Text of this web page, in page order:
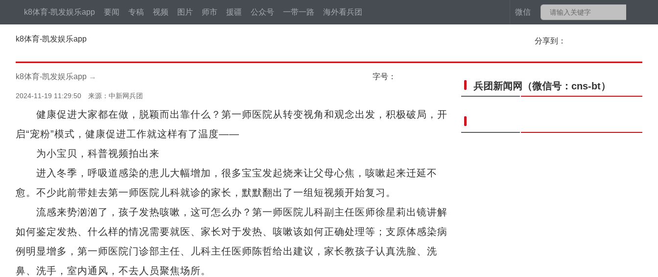
微信
k8体育-凯发娱乐app 要闻 专稿 视频 图片 师市 援疆 公众号 一带一路 海外看兵团
k8体育-凯发娱乐app 分享到：
k8体育-凯发娱乐app → 字号：
2024-11-19 11:29:50 来源：中新网兵团
健康促进大家都在做，脱颖而出靠什么？第一师医院从转变视角和观念出发，积极破局，开
启“宠粉”模式，健康促进工作就这样有了温度——
为小宝贝，科普视频拍出来
进入冬季，呼吸道感染的患儿大幅增加，很多宝宝发起烧来让父母心焦，咳嗽起来迁延不
愈。不少此前带娃去第一师医院儿科就诊的家长，默默翻出了一组短视频开始复习。
流感来势汹汹了，孩子发热咳嗽，这可怎么办？第一师医院儿科副主任医师徐星莉出镜讲解
如何鉴定发热、什么样的情况需要就医、家长对于发热、咳嗽该如何正确处理等；支原体感染病
例明显增多，第一师医院门诊部主任、儿科主任医师陈哲给出建议，家长教孩子认真洗脸、洗
鼻、洗手，室内通风，不去人员聚焦场所。
兵团新闻网 （微信号：cns-bt）